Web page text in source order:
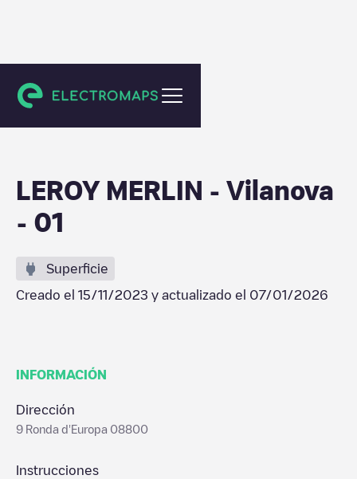
Vilanova i la Geltrú
LEROY MERLIN - Vilanova
- 01
Superficie
Creado el 15/11/2023 y actualizado el 07/01/2026
INFORMACIÓN
Dirección
9 Ronda d'Europa 08800
Instrucciones